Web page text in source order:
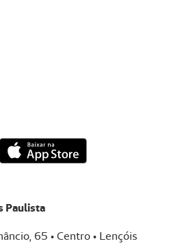
Paulista
redes sociais:
nosso aplicativo